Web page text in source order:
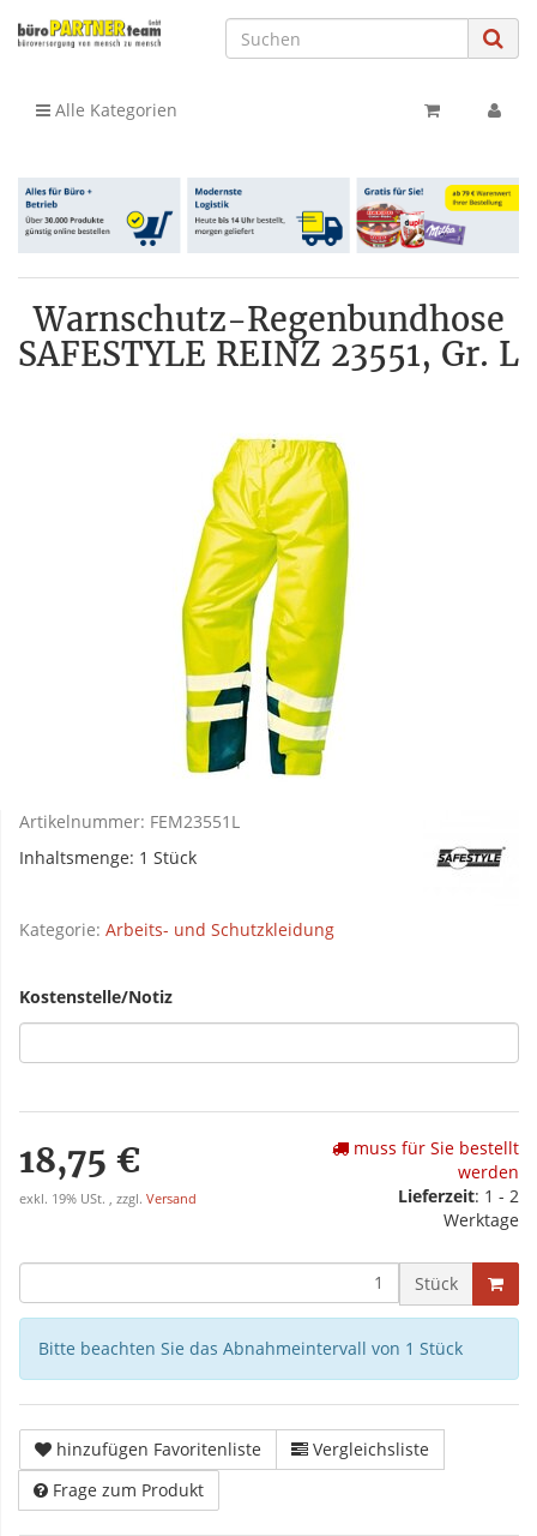
Alle Kategorien
Warnschutz-Regenbundhose
SAFESTYLE REINZ 23551, Gr. L
Artikelnummer: FEM23551L
Inhaltsmenge: 1 Stück
Kategorie: Arbeits- und Schutzkleidung
Kostenstelle/Notiz
18,75 €
exkl. 19% USt. , zzgl. Versand
muss für Sie bestellt
werden
Lieferzeit: 1 - 2
Werktage
Stück
Bitte beachten Sie das Abnahmeintervall von 1 Stück
hinzufügen Favoritenliste
Vergleichsliste
Frage zum Produkt